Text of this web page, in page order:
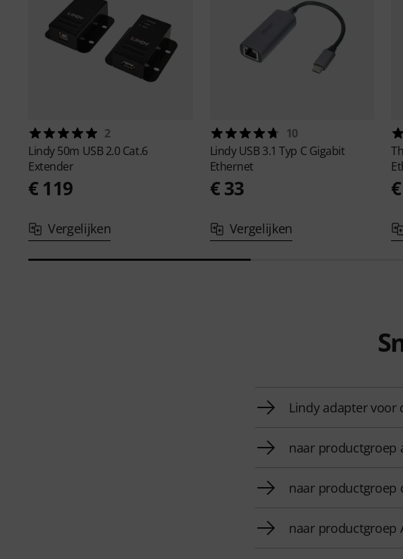
2
Lindy50m USB 2.0 Cat.6
Extender
€ 119
Vergelijken
10
LindyUSB 3.1 Typ C Gigabit
Ethernet
€ 33
Vergelijken
Lindy adapter
naar productgroep
naar productgroep
naar productgroep